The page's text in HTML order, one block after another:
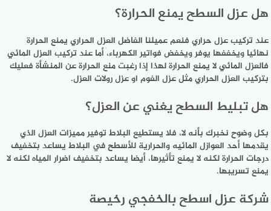
هل عزل السطح يمنع الحرارة؟
عند تركيب عزل حراري فنعم عميلنا الفاضل العزل الحراري يمنع الحرارة
نهائيا ويخففها يوفر ويخفض فواتير الكهرباء، أما عند تركيب العزل المائي
فالعزل المائي لا يمنع الحرارة لهذا إذا رغبت منع الحرارة عن المنشأة فعليك
بتركيب العزل الحراري مثل عزل الفوم او عزل رولات العزل.
هل تبليط السطح يغني عن العزل؟
بكل وضوح نخبرك بأنه لا، فلا يستطيع البلاط توفير مميزات العزل الذي
يقدمها أحد العوازل المائيه والحرارية للأسطح في البلاط يساعد بتخفيف
درجات الحرارة لكنه لا يمنع تأثيرها، أيضا يساعد بتخفيف اضرار المياه لكنه لا
يمنع تسريبها.
شركة عزل اسطح بالخفجي رخيصة